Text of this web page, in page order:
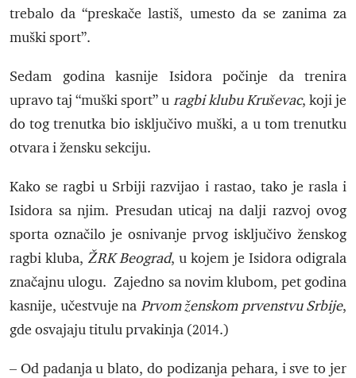
trebalo da “preskače lastiš, umesto da se zanima za
muški sport”.
Sedam godina kasnije Isidora počinje da trenira
upravo taj “muški sport” u ragbi klubu Kruševac, koji je
do tog trenutka bio isključivo muški, a u tom trenutku
otvara i žensku sekciju.
Kako se ragbi u Srbiji razvijao i rastao, tako je rasla i
Isidora sa njim. Presudan uticaj na dalji razvoj ovog
sporta označilo je osnivanje prvog isključivo ženskog
ragbi kluba, ŽRK Beograd, u kojem je Isidora odigrala
značajnu ulogu. Zajedno sa novim klubom, pet godina
kasnije, učestvuje na Prvom ženskom prvenstvu Srbije,
gde osvajaju titulu prvakinja (2014.)
– Od padanja u blato, do podizanja pehara, i sve to jer